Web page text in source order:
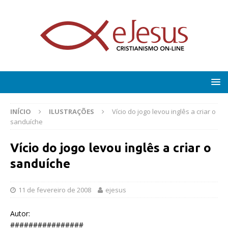
INÍCIO ILUSTRAÇÕES
Vício do jogo levou inglês a criar o
sanduíche
Vício do jogo levou inglês a criar o
sanduíche
11 de fevereiro de 2008 ejesus
Autor:
################